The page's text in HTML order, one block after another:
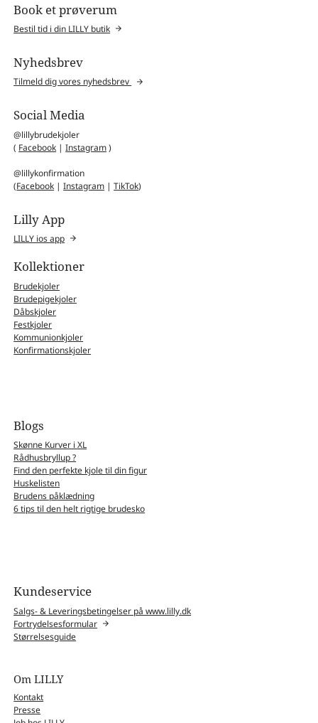
Book et prøverum
Bestil tid i din LILLY butik
Nyhedsbrev
Tilmeld dig vores nyhedsbrev
Social Media
@lillybrudekjoler
( Facebook |Instagram)
@lillykonfirmation
(Facebook |Instagram |TikTok)
Lilly App
LILLY ios app
Kollektioner
Brudekjoler
Brudepigekjoler
Dåbskjoler
Festkjoler
Kommunionkjoler
Konfirmationskjoler
Blogs
Skønne Kurver i XL
Rådhusbryllup ?
Find den perfekte kjole til din figur
Huskelisten
Brudens påklædning
6 tips til den helt rigtige brudesko
Kundeservice
Salgs- & Leveringsbetingelser på www.lilly.dk
Fortrydelsesformular
Størrelsesguide
Om LILLY
Kontakt
Presse